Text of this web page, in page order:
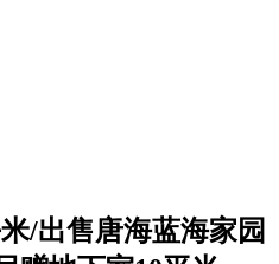
/出售唐海蓝海家园